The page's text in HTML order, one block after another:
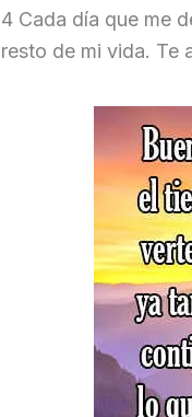
4 Cada día que me
resto de mi vida. Te